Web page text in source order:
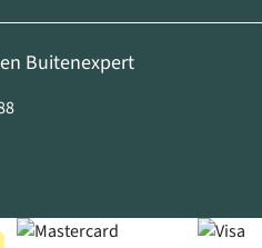
Buitenexpert